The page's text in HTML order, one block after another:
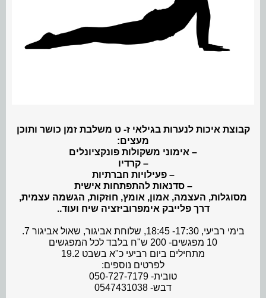
קבוצת איכות לנערות בגילאי ז- ט משלבת זמן כושר ותוכן
מעצים:
– אימוני משקולות פונקציונלים
– קרדיו
– פעילויות חברתיות
– סדנאות להתפתחות אישית
מסוגלות, העצמה, אמון, אומץ, חוזקות, הגשמה עצמית,
דרך פלייבק אימפרוביזציה שיח ועוד..
בימי רביעי, 17:30- 18:45, שלוחת אביגור, שאול אביגור 7.
10 מפגשים- 200 ש"ח בלבד לכל המפגשים
מתחילים ביום רביעי כ"א בשבט 19.2
לפרטים נוספים:
טובית- 050-727-7179
דבש- 0547431038